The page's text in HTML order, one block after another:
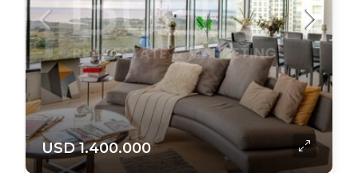
USD 1.400.000